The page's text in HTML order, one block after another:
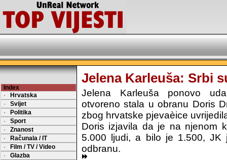
Index
·
Hrvatska
· Svijet
·
Politika
· Sport
· Znanost
·
Računala / IT
·
Film / TV / Video
· Glazba
Jelena Karleuša: Srbi
Jelena Karleuša ponovo
otvoreno stala u obranu Doris
zbog hrvatske pjevaèice
Doris izjavila da je na njenom
5.000 ljudi, a bilo je 1.500, JK
odbranu.